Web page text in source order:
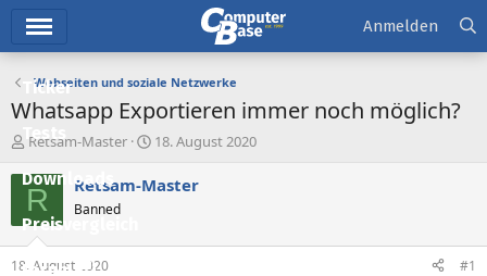
Ticker
Tests
Downloads
Preisvergleich
Forum
Anmelden
Webseiten und soziale Netzwerke
Whatsapp Exportieren immer noch möglich?
E
s
t
e
Retsam-Master
E
s
18. August 2020
R Retsam-Master
Banned
18. August 2020 #1